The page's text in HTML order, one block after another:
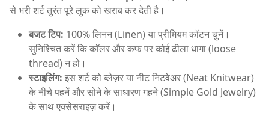
से भरी शर्ट तुरंत पूरे लुक को खराब कर देती है।
बजट टिप: 100% लिनन (Linen) या प्रीमियम कॉटन चुनें।
सुनिश्चित करें कि कॉलर और कफ पर कोई ढीला धागा (loose
thread) न हो।
स्टाइलिंग: इस शर्ट को ब्लेज़र या नीट निटवेअर (Neat Knitwear)
के नीचे पहनें और सोने के साधारण गहने (Simple Gold Jewelry)
के साथ एक्सेसराइज़ करें।